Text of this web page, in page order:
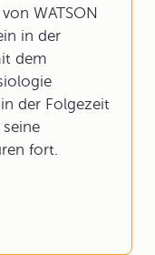
WATSON
in der
dem
der Folgezeit
fort.